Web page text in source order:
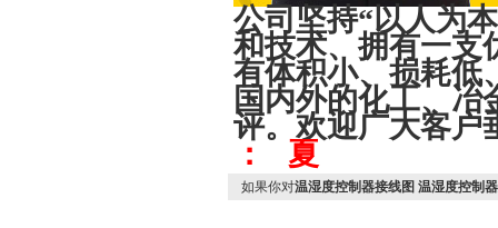
公司坚持“以人为
和技术、拥有一支
有体积小、损耗低
国内外的化工、
评。欢迎广大客户
： 夏
如果你对温湿度控制器接线图 温湿度控制